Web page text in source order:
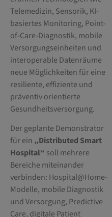
Telemedizin, Sensorik, KI-
basiertes Monitoring, Point-
of-Care-Diagnostik, mobile
Versorgungseinheiten und
interoperable Datenräume
neue Möglichkeiten für eine
resiliente, effiziente und
präventiv orientierte
Gesundheitsversorgung.
Der geplante Demonstrator
für ein „Distributed Smart
Hospital“ soll mehrere
Bereiche miteinander
verbinden: Hospital@Home-
Modelle, mobile Diagnostik
und Versorgung, Predictive
Care, digitale Patient